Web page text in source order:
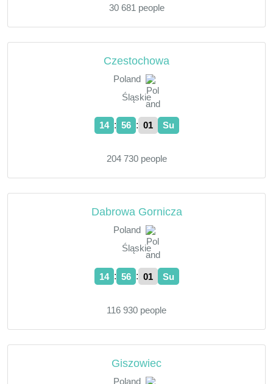
30 681 people
Czestochowa
Poland
Śląskie
14 : 56 : 02 Su
204 730 people
Dabrowa Gornicza
Poland
Śląskie
14 : 56 : 02 Su
116 930 people
Giszowiec
Poland